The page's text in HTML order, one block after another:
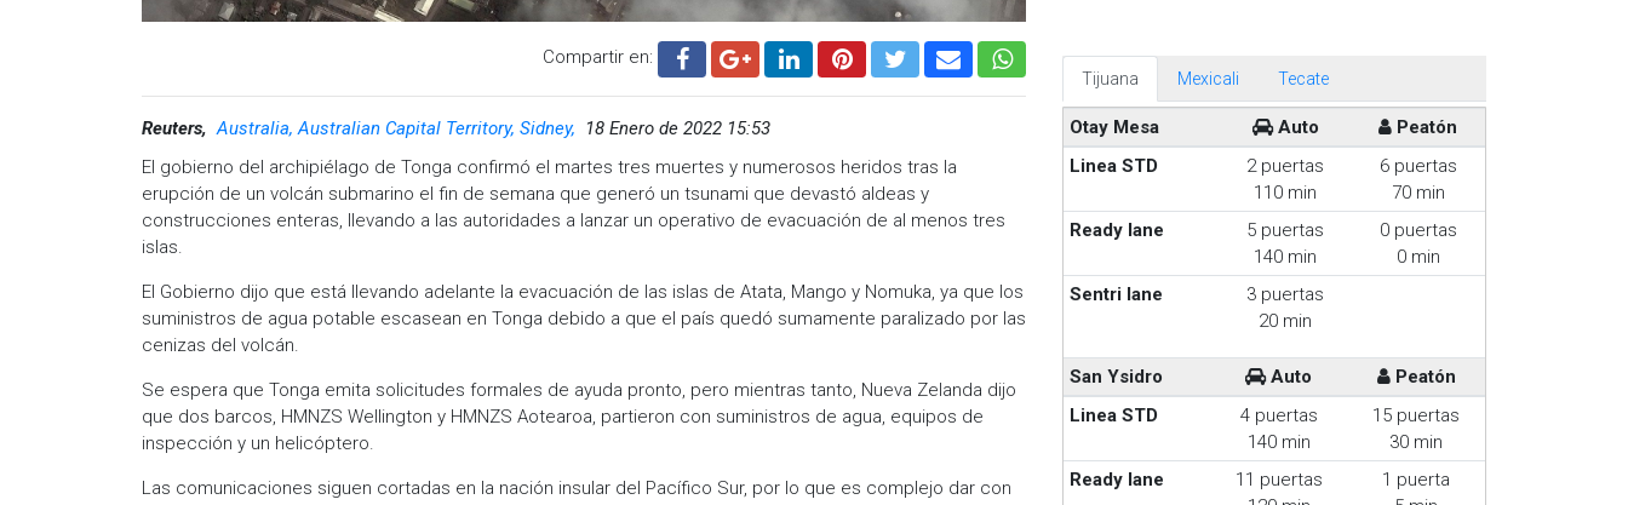
Compartir en:
Reuters, Australia, Australian Capital Territory, Sidney,
18 Enero de 2022 15:53
El gobierno del archipiélago de Tonga confirmó el martes tres muertes y numerosos heridos tras la
erupción de un volcán submarino el fin de semana que generó un tsunami que devastó aldeas y
construcciones enteras, llevando a las autoridades a lanzar un operativo de evacuación de al menos tres
islas.
El Gobierno dijo que está llevando adelante la evacuación de las islas de Atata, Mango y Nomuka, ya que los
suministros de agua potable escasean en Tonga debido a que el país quedó sumamente paralizado por las
cenizas del volcán.
Se espera que Tonga emita solicitudes formales de ayuda pronto, pero mientras tanto, Nueva Zelanda dijo
que dos barcos, HMNZS Wellington y HMNZS Aotearoa, partieron con suministros de agua, equipos de
inspección y un helicóptero.
Las comunicaciones siguen cortadas en la nación insular del Pacífico Sur, por lo que es complejo dar con
Tijuana Mexicali Tecate
Otay Mesa Auto
Peatón
Linea STD
2 puertas
110 min
6 puertas
70 min
Ready lane
5 puertas
140 min
0 puertas
0 min
Sentri lane
3 puertas
20 min
San Ysidro Auto
Peatón
Linea STD
4 puertas
140 min
15 puertas
30 min
Ready lane
11 puertas
1 puerta